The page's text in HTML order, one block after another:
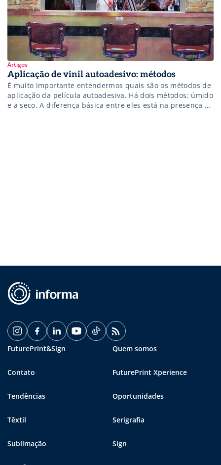
Artigos
Aplicação de vinil autoadesivo: métodos
É muito importante entendermos quais são os métodos de
aplicação da película autoadesiva. Há dois métodos: úmido
e a seco. A diferença básica entre eles está na presença ou
FuturePrint&Sign Quem somos
Contato FuturePrint Xperience
Tendências Oportunidades
Têxtil Serigrafia
Sublimação Sign